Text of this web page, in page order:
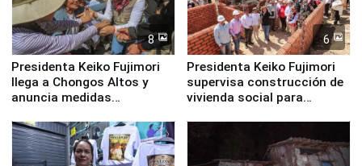
8
Presidenta Keiko Fujimori
llega a Chongos Altos y
anuncia medidas
educación, salud y empleo
6
Presidenta Keiko Fujimori
supervisa construcción de
vivienda social para